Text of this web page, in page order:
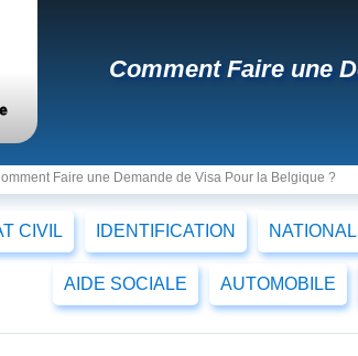
Comment Faire une
Faire une Demande de Visa Pour la Belgique ?
CIVIL IDENTIFICATION
AIDE SOCIALE AUTOMOBILE